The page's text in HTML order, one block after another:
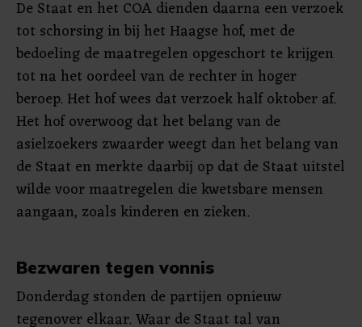
De Staat en het COA dienden daarna een verzoek
tot schorsing in bij het Haagse hof, met de
bedoeling de maatregelen opgeschort te krijgen
tot na het oordeel van de rechter in hoger
beroep. Het hof wees dat verzoek half oktober af.
Het hof overwoog dat het belang van de
asielzoekers zwaarder weegt dan het belang van
de Staat en merkte daarbij op dat de Staat uitstel
wilde voor maatregelen die kwetsbare mensen
aangaan, zoals kinderen en zieken.
Bezwaren tegen vonnis
Donderdag stonden de partijen opnieuw
tegenover elkaar. Waar de Staat tal van